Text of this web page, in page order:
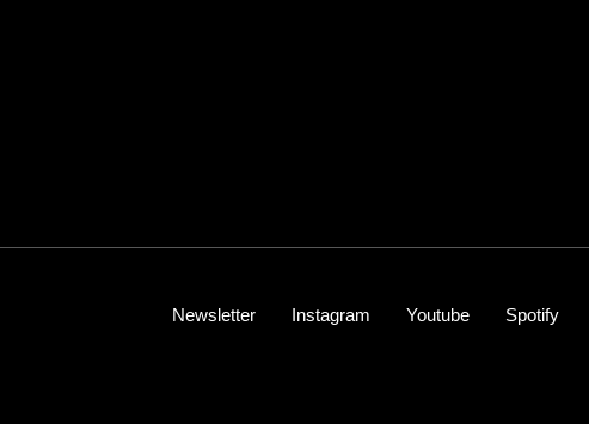
Newsletter Instagram Youtube Spotify